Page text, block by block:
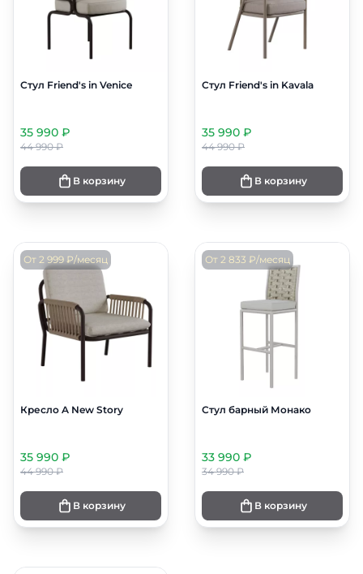
Стул Friend's in Venice
35 990 ₽
44 990 ₽
В корзину
Стул Friend's in Kavala
35 990 ₽
44 990 ₽
В корзину
От 2 999 ₽/месяц
Кресло A New Story
35 990 ₽
44 990 ₽
В корзину
От 2 833 ₽/месяц
Стул барный Монако
33 990 ₽
34 990 ₽
В корзину